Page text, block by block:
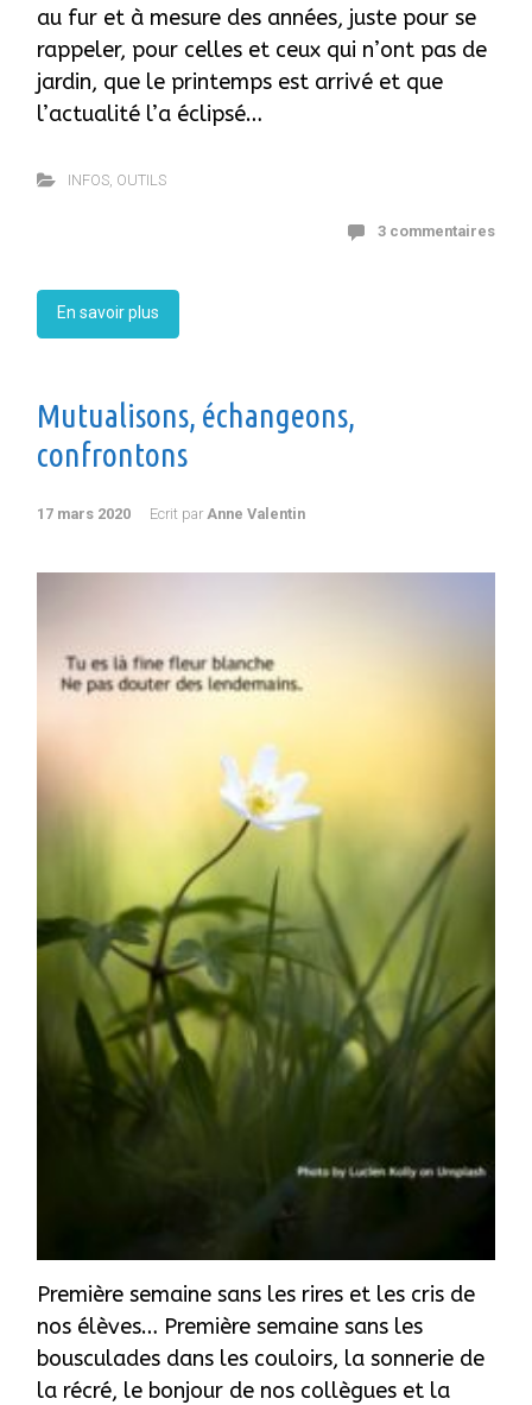
au fur et à mesure des années, juste pour se
rappeler, pour celles et ceux qui n’ont pas de
jardin, que le printemps est arrivé et que
l’actualité l’a éclipsé…
INFOS, OUTILS
3 commentaires
En savoir plus
Mutualisons, échangeons,
confrontons
17 mars 2020 Ecrit par Anne Valentin
Première semaine sans les rires et les cris de
nos élèves… Première semaine sans les
bousculades dans les couloirs, la sonnerie de
la récré, le bonjour de nos collègues et la